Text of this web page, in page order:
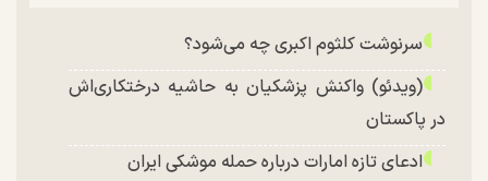
سرنوشت کلثوم اکبری چه می‌شود؟
(ویدئو) واکنش پزشکیان به حاشیه درختکاری‌اش
در پاکستان
ادعای تازه امارات درباره حمله موشکی ایران